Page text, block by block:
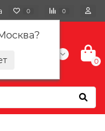
?
0 0
417-10-01
0